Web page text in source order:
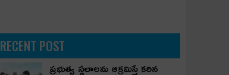
RECENT POST
ప్రభుత్వ స్థలాలను ఆక్రమిస్తే కఠిన